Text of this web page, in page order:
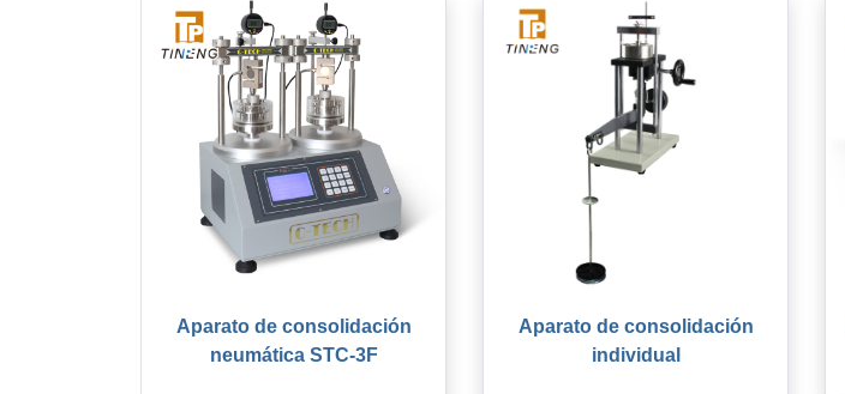
Aparato de consolidación
neumática STC-3F
Aparato de consolidación
individual